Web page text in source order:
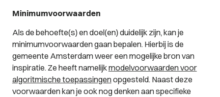
Minimumvoorwaarden
Als de behoefte(s) en doel(en) duidelijk zijn, kan je
minimumvoorwaarden gaan bepalen. Hierbij is de
gemeente Amsterdam weer een mogelijke bron van
inspiratie. Ze heeft namelijkmodelvoorwaarden voor
algoritmische toepassingenopgesteld. Naast deze
voorwaarden kan je ook nog denken aan specifieke